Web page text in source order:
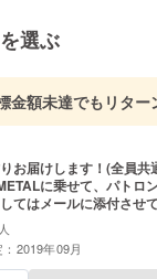
数1.6万人)での
期間があったため、
選ぶ
金額未達でもリター
ます！(全員共通) ご支援いただいた感謝の
に乗せて、パトロ
てはメールに添付させ
2019年09月